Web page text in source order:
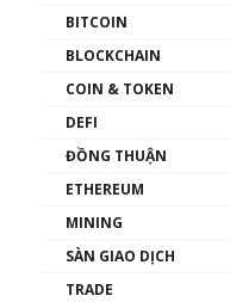
như thể
00:39:31
Phổ cập
thống &
BITCOIN
BLOCKCHAIN
COIN & TOKEN
DEFI
ĐỒNG THUẬN
ETHEREUM
MINING
SÀN GIAO DỊCH
TRADE